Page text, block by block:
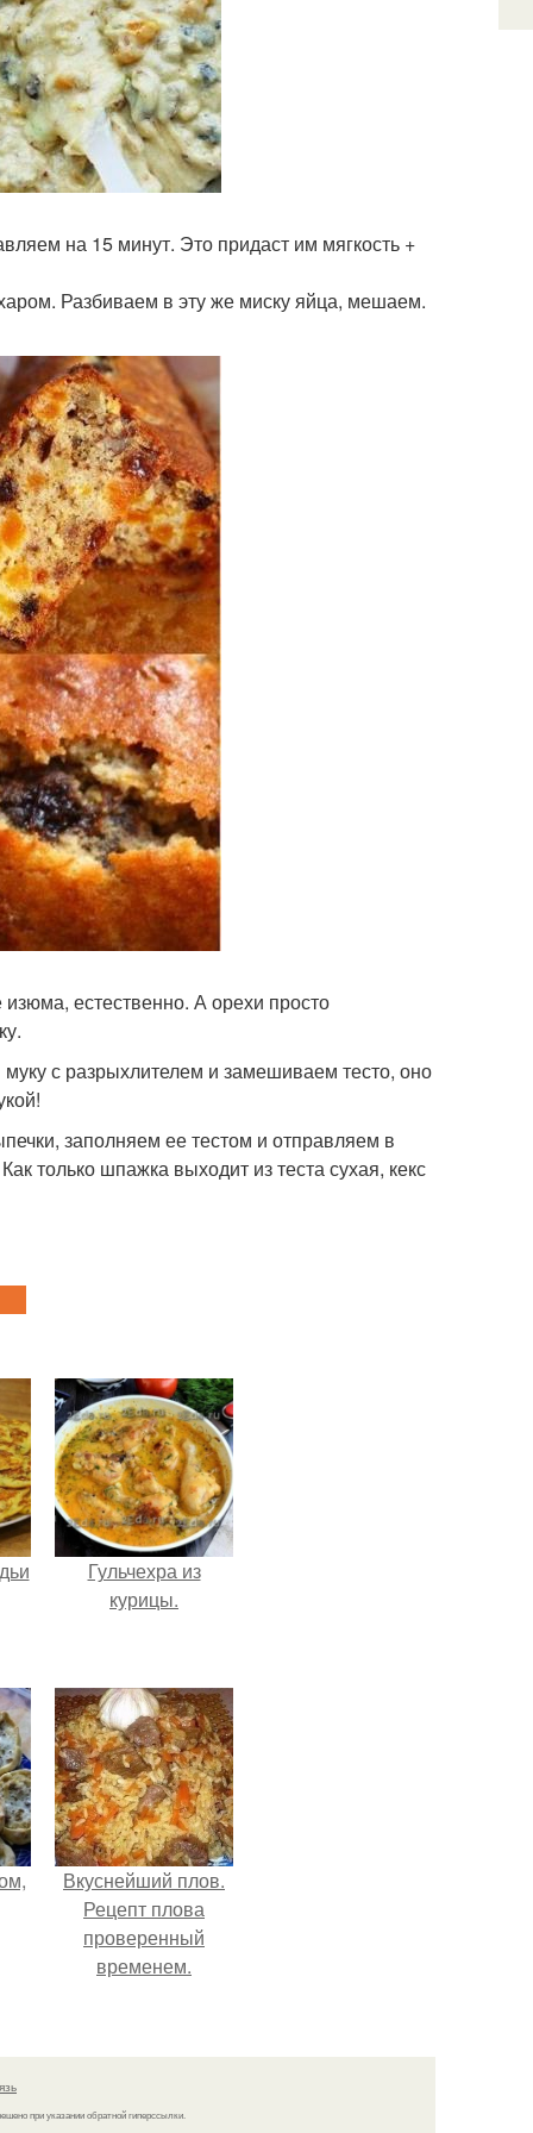
на 15 минут. Это придаст им мягкость +
Разбиваем в эту же миску яйца, мешаем.
естественно. А орехи просто
с разрыхлителем и замешиваем тесто, оно
заполняем ее тестом и отправляем в
только шпажка выходит из теста сухая, кекс
Гульчехра из
курицы.
Вкуснейший плов.
Рецепт плова
проверенный
временем.
при указании обратной гиперссылки.